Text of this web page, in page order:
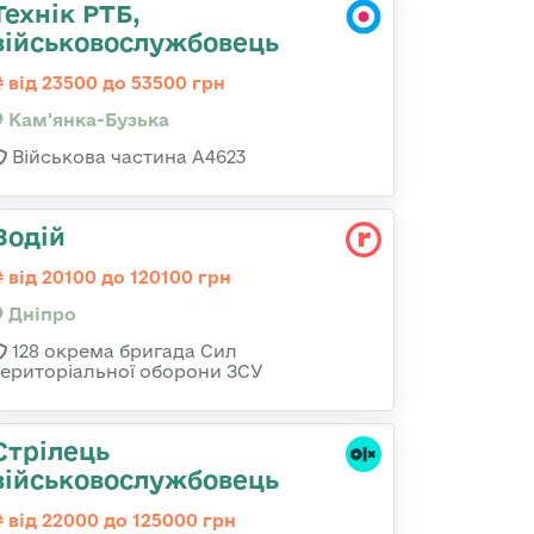
РТБ,
від 23500 до 53500 грн
Кам'янка-Бузька
Військова частина А4623
від 20100 до 120100 грн
Дніпро
128 окрема бригада Сил
оборони ЗСУ
від 22000 до 125000 грн